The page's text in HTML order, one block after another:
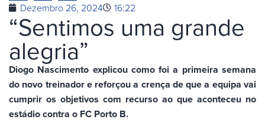
Dezembro 26, 2024 16:22
“Sentimos uma grande
alegria”
Diogo Nascimento explicou como foi a primeira semana
do novo treinador e reforçou a crença de que a equipa vai
cumprir os objetivos com recurso ao que aconteceu no
estádio contra o FC Porto B.